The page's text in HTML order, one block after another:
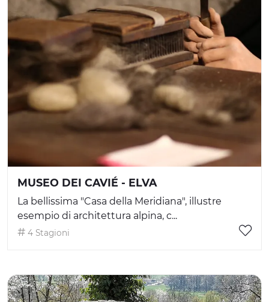
MUSEO DEI CAVIÉ - ELVA
La bellissima "Casa della Meridiana", illustre
esempio di architettura alpina, c...
4 Stagioni